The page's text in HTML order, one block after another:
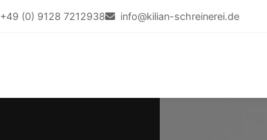
+49 (0) 9128 7212938 info@kilian-schreinerei.de